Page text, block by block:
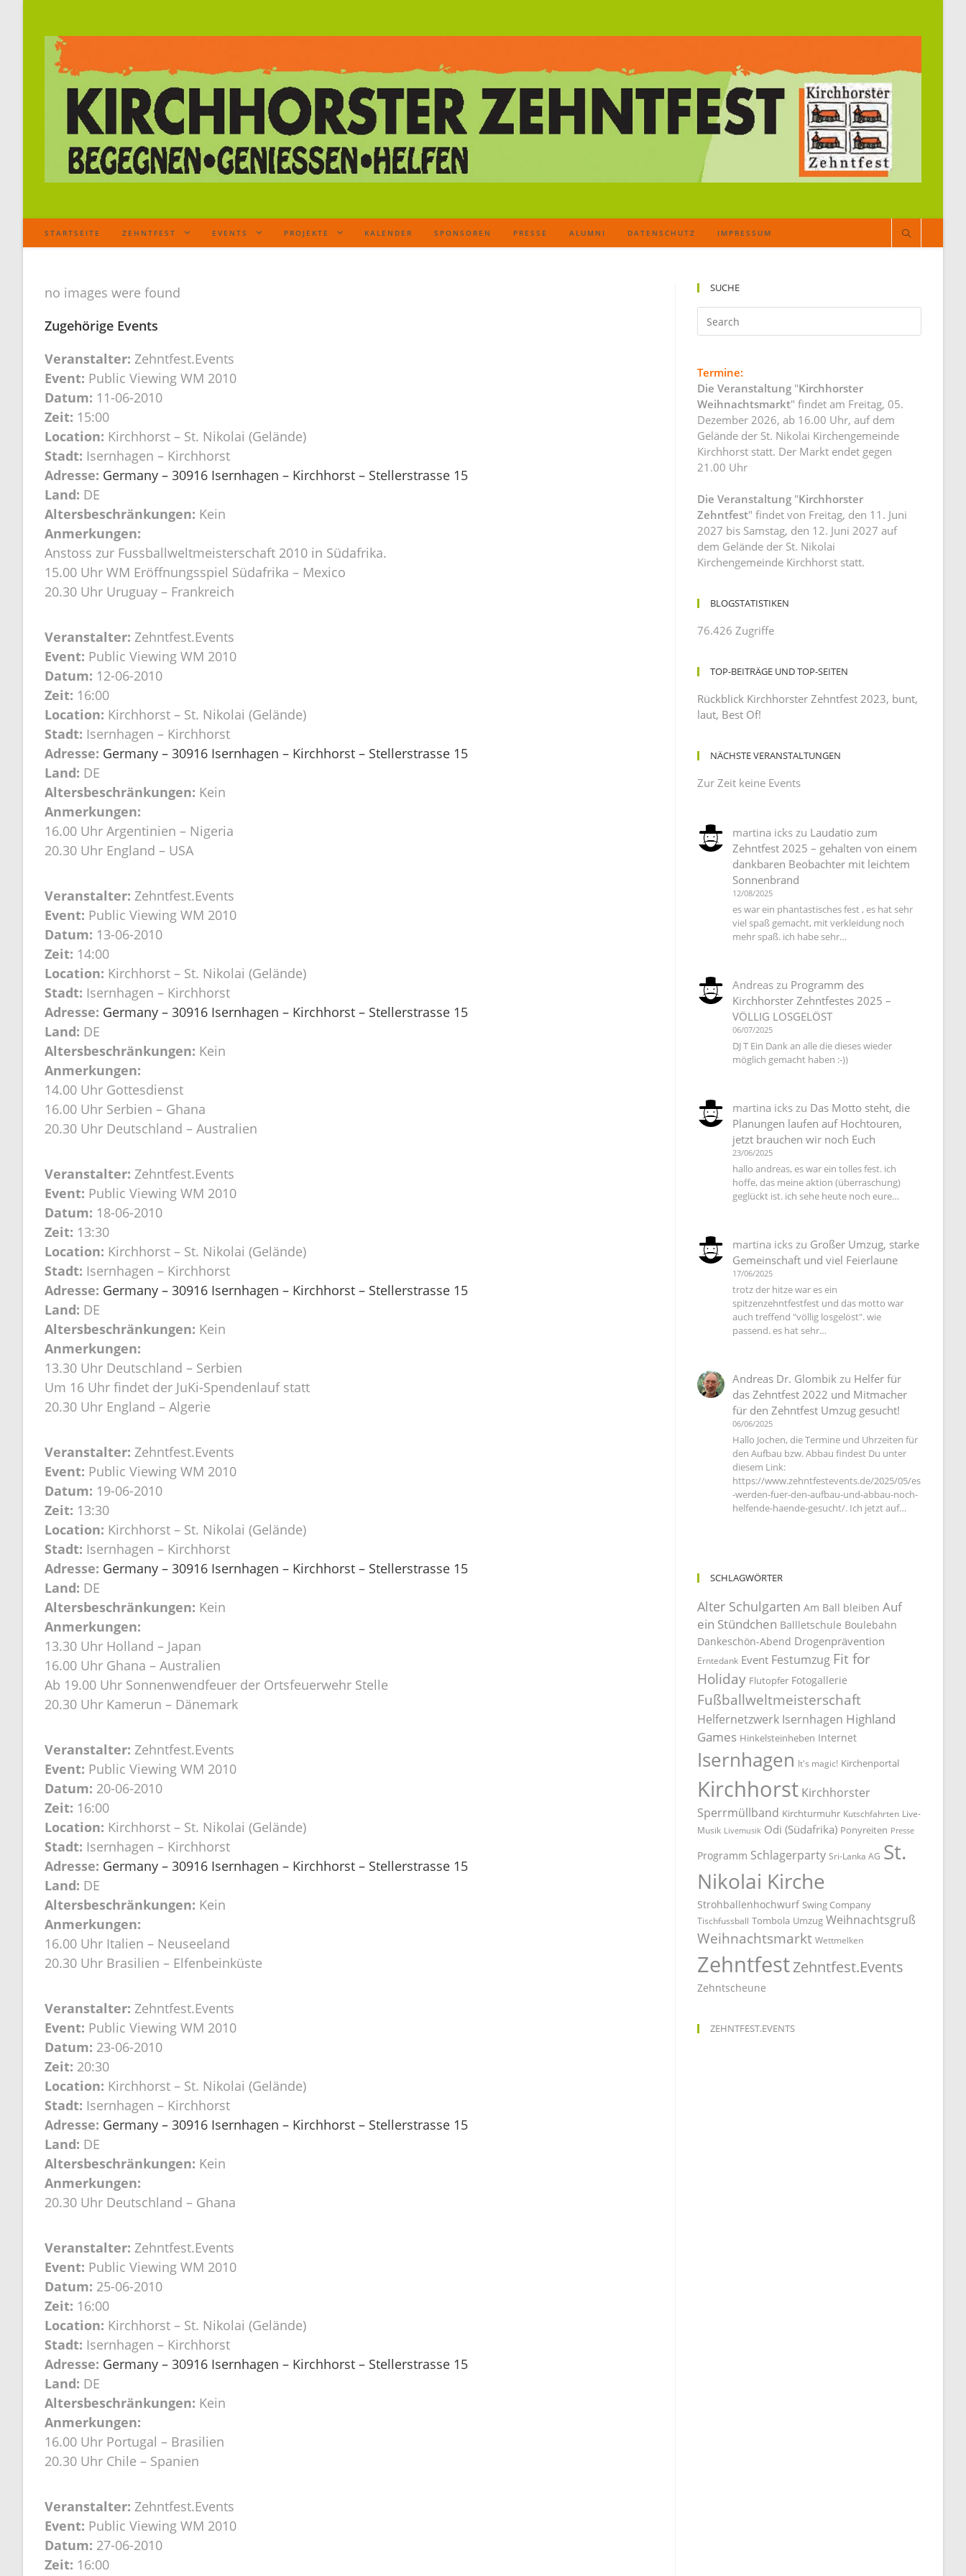
STARTSEITE ZEHNTFEST EVENTS PROJEKTE KALENDER SPONSOREN PRESSE ALUMNI DATENSCHUTZ IMPRESSUM
no images were found
Zugehörige Events
Veranstalter: Zehntfest.Events
Event: Public Viewing WM 2010
Datum: 11-06-2010
Zeit: 15:00
Location: Kirchhorst – St. Nikolai (Gelände)
Stadt: Isernhagen – Kirchhorst
Adresse: Germany – 30916 Isernhagen – Kirchhorst – Stellerstrasse 15
Land: DE
Altersbeschränkungen: Kein
Anmerkungen:
Anstoss zur Fussballweltmeisterschaft 2010 in Südafrika.
15.00 Uhr WM Eröffnungsspiel Südafrika – Mexico
20.30 Uhr Uruguay – Frankreich
Veranstalter: Zehntfest.Events
Event: Public Viewing WM 2010
Datum: 12-06-2010
Zeit: 16:00
Location: Kirchhorst – St. Nikolai (Gelände)
Stadt: Isernhagen – Kirchhorst
Adresse: Germany – 30916 Isernhagen – Kirchhorst – Stellerstrasse 15
Land: DE
Altersbeschränkungen: Kein
Anmerkungen:
16.00 Uhr Argentinien – Nigeria
20.30 Uhr England – USA
Veranstalter: Zehntfest.Events
Event: Public Viewing WM 2010
Datum: 13-06-2010
Zeit: 14:00
Location: Kirchhorst – St. Nikolai (Gelände)
Stadt: Isernhagen – Kirchhorst
Adresse: Germany – 30916 Isernhagen – Kirchhorst – Stellerstrasse 15
Land: DE
Altersbeschränkungen: Kein
Anmerkungen:
14.00 Uhr Gottesdienst
16.00 Uhr Serbien – Ghana
20.30 Uhr Deutschland – Australien
Veranstalter: Zehntfest.Events
Event: Public Viewing WM 2010
Datum: 18-06-2010
Zeit: 13:30
Location: Kirchhorst – St. Nikolai (Gelände)
Stadt: Isernhagen – Kirchhorst
Adresse: Germany – 30916 Isernhagen – Kirchhorst – Stellerstrasse 15
Land: DE
Altersbeschränkungen: Kein
Anmerkungen:
13.30 Uhr Deutschland – Serbien
Um 16 Uhr findet der JuKi-Spendenlauf statt
20.30 Uhr England – Algerie
Veranstalter: Zehntfest.Events
Event: Public Viewing WM 2010
Datum: 19-06-2010
Zeit: 13:30
Location: Kirchhorst – St. Nikolai (Gelände)
Stadt: Isernhagen – Kirchhorst
Adresse: Germany – 30916 Isernhagen – Kirchhorst – Stellerstrasse 15
Land: DE
Altersbeschränkungen: Kein
Anmerkungen:
13.30 Uhr Holland – Japan
16.00 Uhr Ghana – Australien
Ab 19.00 Uhr Sonnenwendfeuer der Ortsfeuerwehr Stelle
20.30 Uhr Kamerun – Dänemark
Veranstalter: Zehntfest.Events
Event: Public Viewing WM 2010
Datum: 20-06-2010
Zeit: 16:00
Location: Kirchhorst – St. Nikolai (Gelände)
Stadt: Isernhagen – Kirchhorst
Adresse: Germany – 30916 Isernhagen – Kirchhorst – Stellerstrasse 15
Land: DE
Altersbeschränkungen: Kein
Anmerkungen:
16.00 Uhr Italien – Neuseeland
20.30 Uhr Brasilien – Elfenbeinküste
Veranstalter: Zehntfest.Events
Event: Public Viewing WM 2010
Datum: 23-06-2010
Zeit: 20:30
Location: Kirchhorst – St. Nikolai (Gelände)
Stadt: Isernhagen – Kirchhorst
Adresse: Germany – 30916 Isernhagen – Kirchhorst – Stellerstrasse 15
Land: DE
Altersbeschränkungen: Kein
Anmerkungen:
20.30 Uhr Deutschland – Ghana
Veranstalter: Zehntfest.Events
Event: Public Viewing WM 2010
Datum: 25-06-2010
Zeit: 16:00
Location: Kirchhorst – St. Nikolai (Gelände)
Stadt: Isernhagen – Kirchhorst
Adresse: Germany – 30916 Isernhagen – Kirchhorst – Stellerstrasse 15
Land: DE
Altersbeschränkungen: Kein
Anmerkungen:
16.00 Uhr Portugal – Brasilien
20.30 Uhr Chile – Spanien
Veranstalter: Zehntfest.Events
Event: Public Viewing WM 2010
Datum: 27-06-2010
Zeit: 16:00
SUCHE
Termine:
Die Veranstaltung "Kirchhorster
Weihnachtsmarkt" findet am Freitag, 05.
Dezember 2026, ab 16.00 Uhr, auf dem
Gelände der St. Nikolai Kirchengemeinde
Kirchhorst statt. Der Markt endet gegen
21.00 Uhr
Die Veranstaltung "Kirchhorster
Zehntfest" findet von Freitag, den 11. Juni
2027 bis Samstag, den 12. Juni 2027 auf
dem Gelände der St. Nikolai
Kirchengemeinde Kirchhorst statt.
BLOGSTATISTIKEN
76.426 Zugriffe
TOP-BEITRÄGE UND TOP-SEITEN
Rückblick Kirchhorster Zehntfest 2023, bunt,
laut, Best Of!
NÄCHSTE VERANSTALTUNGEN
Zur Zeit keine Events
martina icks zu Laudatio zum
Zehntfest 2025 – gehalten von einem
dankbaren Beobachter mit leichtem
Sonnenbrand
12/08/2025
es war ein phantastisches fest , es hat sehr
viel spaß gemacht, mit verkleidung noch
mehr spaß. ich habe sehr…
Andreas zu Programm des
Kirchhorster Zehntfestes 2025 –
VÖLLIG LOSGELÖST
06/07/2025
DJ T Ein Dank an alle die dieses wieder
möglich gemacht haben :-))
martina icks zu Das Motto steht, die
Planungen laufen auf Hochtouren,
jetzt brauchen wir noch Euch
23/06/2025
hallo andreas, es war ein tolles fest. ich
hoffe, das meine aktion (überraschung)
geglückt ist. ich sehe heute noch eure…
martina icks zu Großer Umzug, starke
Gemeinschaft und viel Feierlaune
17/06/2025
trotz der hitze war es ein
spitzenzehntfestfest und das motto war
auch treffend "völlig losgelöst". wie
passend. es hat sehr…
Andreas Dr. Glombik zu Helfer für
das Zehntfest 2022 und Mitmacher
für den Zehntfest Umzug gesucht!
06/06/2025
Hallo Jochen, die Termine und Uhrzeiten für
den Aufbau bzw. Abbau findest Du unter
diesem Link:
https://www.zehntfestevents.de/2025/05/es
-werden-fuer-den-aufbau-und-abbau-noch-
helfende-haende-gesucht/. Ich jetzt auf…
SCHLAGWÖRTER
Alter Schulgarten Am Ball bleiben Auf
ein Stündchen Ballletschule Boulebahn
Dankeschön-Abend Drogenprävention
Erntedank Event Festumzug Fit for
Holiday Flutopfer Fotogallerie
Fußballweltmeisterschaft
Helfernetzwerk Isernhagen Highland
Games Hinkelsteinheben Internet
Isernhagen It's magic! Kirchenportal
Kirchhorst Kirchhorster
Sperrmüllband Kirchturmuhr Kutschfahrten Live-
Musik Livemusik Odi (Südafrika) Ponyreiten Presse
Programm Schlagerparty Sri-Lanka AG St.
Nikolai Kirche
Strohballenhochwurf Swing Company
Tischfussball Tombola Umzug Weihnachtsgruß
Weihnachtsmarkt Wettmelken
ZehntfestZehntfest.Events
Zehntscheune
ZEHNTFEST.EVENTS